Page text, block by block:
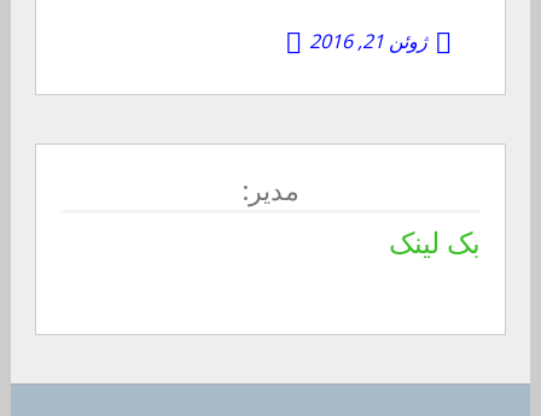
ژوئن 21, 2016
مدیر:
بک لینک